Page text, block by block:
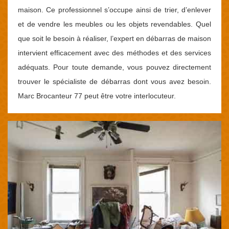
maison. Ce professionnel s’occupe ainsi de trier, d’enlever
et de vendre les meubles ou les objets revendables. Quel
que soit le besoin à réaliser, l’expert en débarras de maison
intervient efficacement avec des méthodes et des services
adéquats. Pour toute demande, vous pouvez directement
trouver le spécialiste de débarras dont vous avez besoin.
Marc Brocanteur 77 peut être votre interlocuteur.